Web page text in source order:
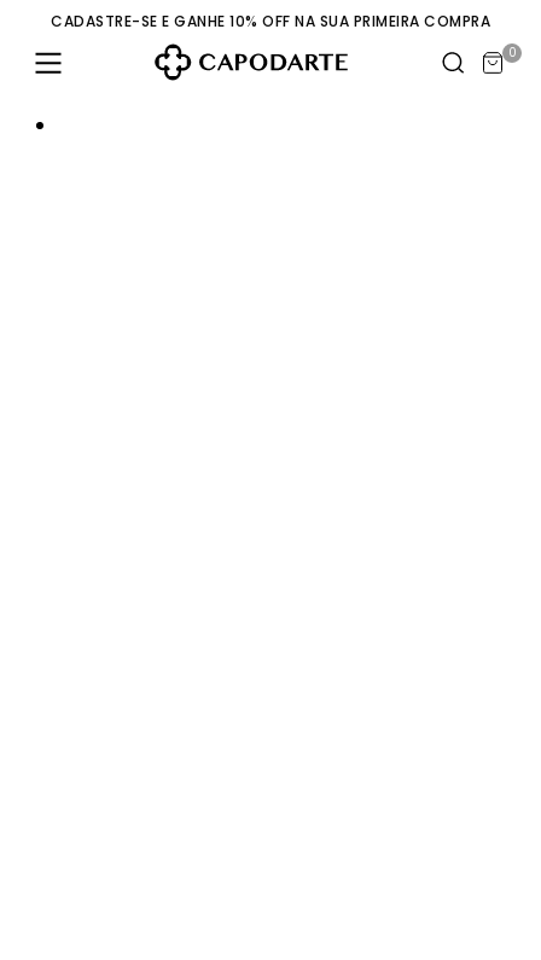
CADASTRE-SE E GANHE 10% OFF NA SUA PRIMEIRA COMPRA
0